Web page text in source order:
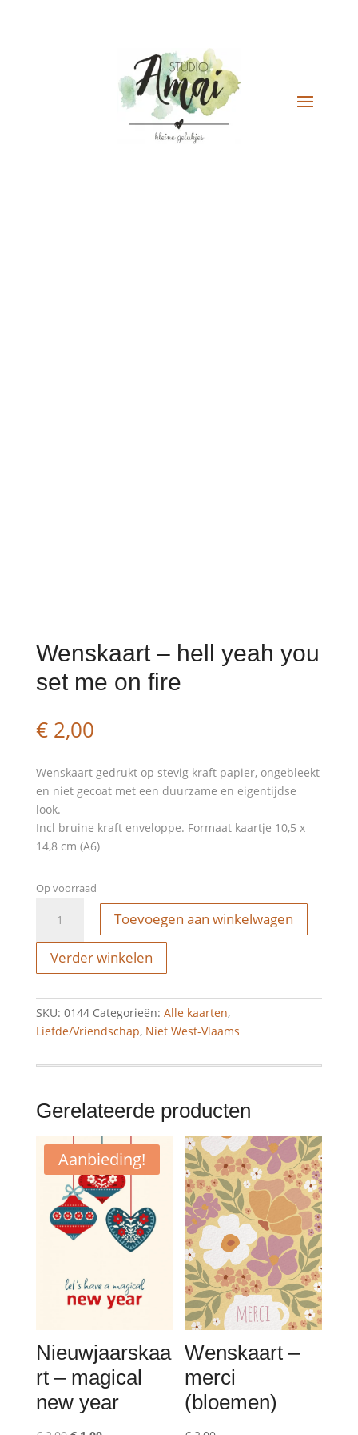
Wenskaart – hell yeah you
set me on fire
€2,00
Wenskaart gedrukt op stevig kraft papier, ongebleekt
en niet gecoat met een duurzame en eigentijdse
look.
Incl bruine kraft enveloppe. Formaat kaartje 10,5 x
14,8 cm (A6)
Op voorraad
hell
yeah
set
me
on
aantal
Toevoegen aan winkelwagen
Verder winkelen
SKU: 0144 Categorieën: Alle kaarten,
Liefde/Vriendschap, Niet West-Vlaams
Gerelateerde producten
Aanbieding!
Nieuwjaarskaa
rt – magical
new year
Wenskaart –
merci
(bloemen)